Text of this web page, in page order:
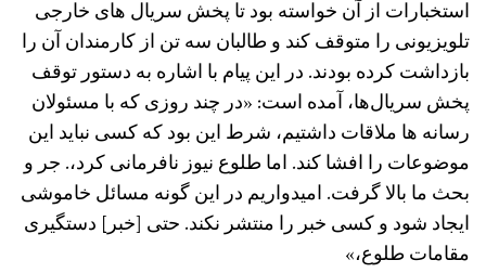
استخبارات از آن خواسته بود تا پخش سریال های خارجی
تلویزیونی را متوقف کند و طالبان سه تن از کارمندان آن را
بازداشت کرده بودند. در این پیام با اشاره به دستور توقف
پخش سریال‌ها، آمده است: «در چند روزی که با مسئولان
رسانه‌ ها ملاقات داشتیم، شرط این بود که کسی نباید این
موضوعات را افشا کند. اما طلوع نیوز نافرمانی کرد،. جر و
بحث ما بالا گرفت. امیدواریم در این گونه مسائل خاموشی
ایجاد شود و کسی خبر را منتشر نکند. حتی [خبر] دستگیری
مقامات طلوع،»